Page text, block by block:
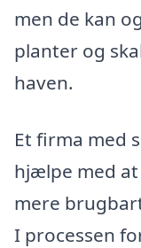
men de kan
planter og
haven.
Et firma med
hjælpe med
mere
I processen